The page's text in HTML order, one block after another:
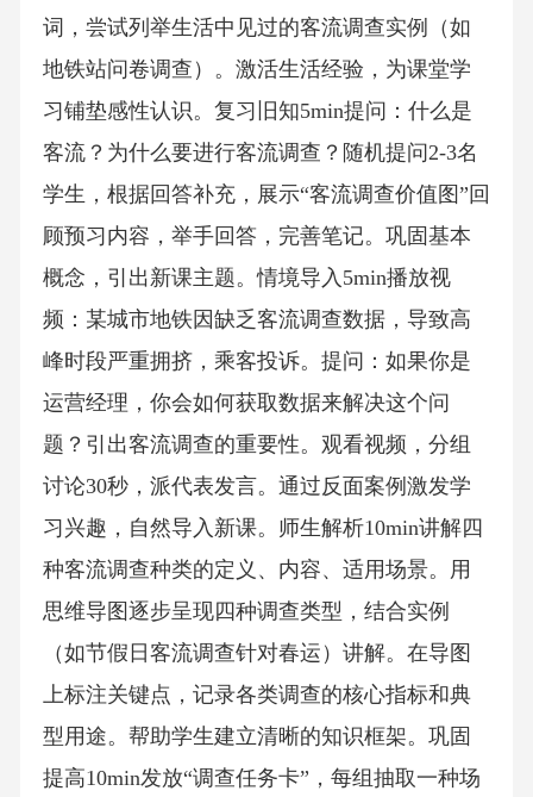
词，尝试列举生活中见过的客流调查实例（如
地铁站问卷调查）。激活生活经验，为课堂学
习铺垫感性认识。复习旧知5min提问：什么是
客流？为什么要进行客流调查？随机提问2-3名
学生，根据回答补充，展示“客流调查价值图”回
顾预习内容，举手回答，完善笔记。巩固基本
概念，引出新课主题。情境导入5min播放视
频：某城市地铁因缺乏客流调查数据，导致高
峰时段严重拥挤，乘客投诉。提问：如果你是
运营经理，你会如何获取数据来解决这个问
题？引出客流调查的重要性。观看视频，分组
讨论30秒，派代表发言。通过反面案例激发学
习兴趣，自然导入新课。师生解析10min讲解四
种客流调查种类的定义、内容、适用场景。用
思维导图逐步呈现四种调查类型，结合实例
（如节假日客流调查针对春运）讲解。在导图
上标注关键点，记录各类调查的核心指标和典
型用途。帮助学生建立清晰的知识框架。巩固
提高10min发放“调查任务卡”，每组抽取一种场